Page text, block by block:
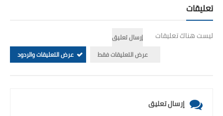
تعليقات
ليست هناك تعليقات
إرسال تعليق
عرض التعليقات فقط
عرض التعليقات والردود
إرسال تعليق